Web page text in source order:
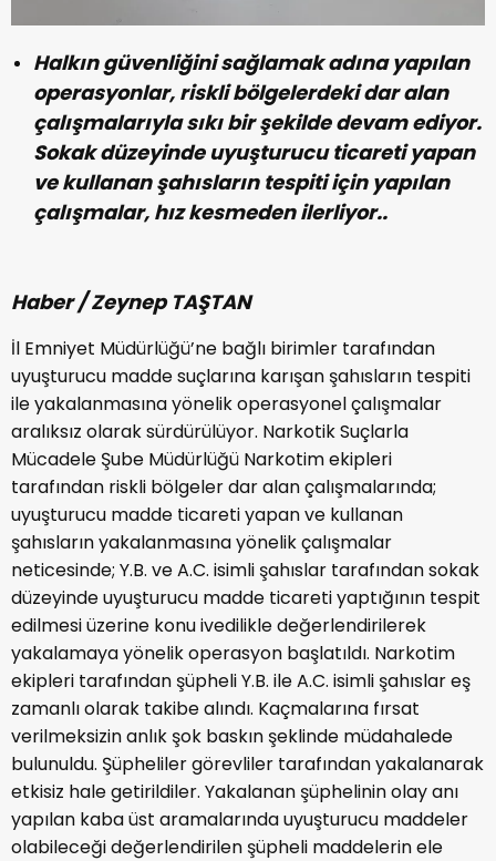
Halkın güvenliğini sağlamak adına yapılan
operasyonlar, riskli bölgelerdeki dar alan
çalışmalarıyla sıkı bir şekilde devam ediyor.
Sokak düzeyinde uyuşturucu ticareti yapan
ve kullanan şahısların tespiti için yapılan
çalışmalar, hız kesmeden ilerliyor..
Haber / Zeynep TAŞTAN
İl Emniyet Müdürlüğü’ne bağlı birimler tarafından
uyuşturucu madde suçlarına karışan şahısların tespiti
ile yakalanmasına yönelik operasyonel çalışmalar
aralıksız olarak sürdürülüyor. Narkotik Suçlarla
Mücadele Şube Müdürlüğü Narkotim ekipleri
tarafından riskli bölgeler dar alan çalışmalarında;
uyuşturucu madde ticareti yapan ve kullanan
şahısların yakalanmasına yönelik çalışmalar
neticesinde; Y.B. ve A.C. isimli şahıslar tarafından sokak
düzeyinde uyuşturucu madde ticareti yaptığının tespit
edilmesi üzerine konu ivedilikle değerlendirilerek
yakalamaya yönelik operasyon başlatıldı. Narkotim
ekipleri tarafından şüpheli Y.B. ile A.C. isimli şahıslar eş
zamanlı olarak takibe alındı. Kaçmalarına fırsat
verilmeksizin anlık şok baskın şeklinde müdahalede
bulunuldu. Şüpheliler görevliler tarafından yakalanarak
etkisiz hale getirildiler. Yakalanan şüphelinin olay anı
yapılan kaba üst aramalarında uyuşturucu maddeler
olabileceği değerlendirilen şüpheli maddelerin ele